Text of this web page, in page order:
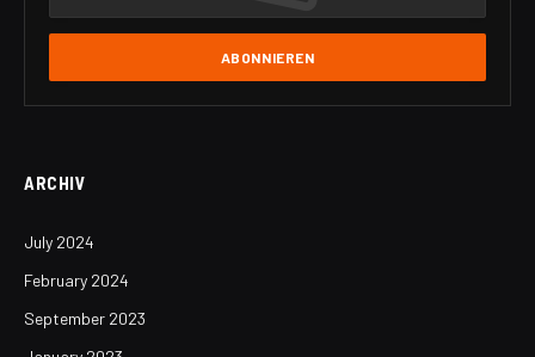
ARCHIV
July 2024
February 2024
September 2023